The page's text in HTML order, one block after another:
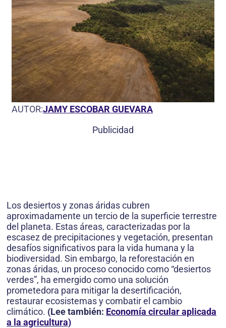
AUTOR:JAMY ESCOBAR GUEVARA
Publicidad
Los desiertos y zonas áridas cubren
aproximadamente un tercio de la superficie terrestre
del planeta. Estas áreas, caracterizadas por la
escasez de precipitaciones y vegetación, presentan
desafíos significativos para la vida humana y la
biodiversidad. Sin embargo, la reforestación en
zonas áridas, un proceso conocido como “desiertos
verdes”, ha emergido como una solución
prometedora para mitigar la desertificación,
restaurar ecosistemas y combatir el cambio
climático. (Lee también: Economía circular aplicada
a la agricultura)